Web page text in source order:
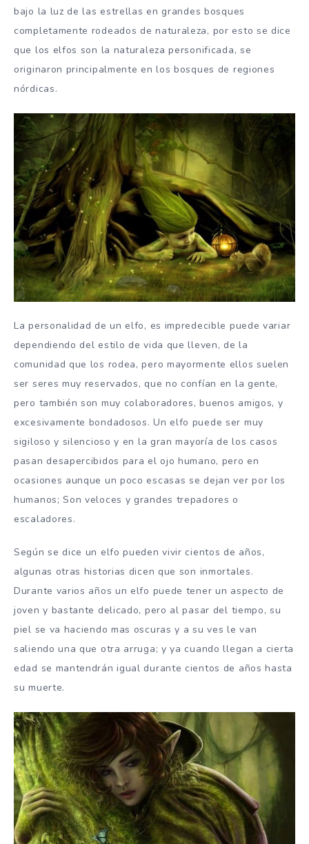
bajo la luz de las estrellas en grandes bosques
completamente rodeados de naturaleza, por esto se dice
que los elfos son la naturaleza personificada, se
originaron principalmente en los bosques de regiones
nórdicas.
La personalidad de un elfo, es impredecible puede variar
dependiendo del estilo de vida que lleven, de la
comunidad que los rodea, pero mayormente ellos suelen
ser seres muy reservados, que no confían en la gente,
pero también son muy colaboradores, buenos amigos, y
excesivamente bondadosos. Un elfo puede ser muy
sigiloso y silencioso y en la gran mayoría de los casos
pasan desapercibidos para el ojo humano, pero en
ocasiones aunque un poco escasas se dejan ver por los
humanos; Son veloces y grandes trepadores o
escaladores.
Según se dice un elfo pueden vivir cientos de años,
algunas otras historias dicen que son inmortales.
Durante varios años un elfo puede tener un aspecto de
joven y bastante delicado, pero al pasar del tiempo, su
piel se va haciendo mas oscuras y a su ves le van
saliendo una que otra arruga; y ya cuando llegan a cierta
edad se mantendrán igual durante cientos de años hasta
su muerte.